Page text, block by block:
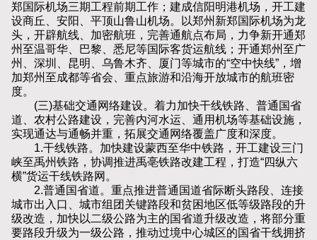
郑国际机场三期工程前期工作；建成信阳明港机场，开工建
设商丘、安阳、平顶山鲁山机场。以郑州新郑国际机场为龙
头，开辟航线、加密航班，完善通航点布局，力争新开通郑
州至温哥华、巴黎、悉尼等国际客货运航线；开通郑州至广
州、深圳、昆明、乌鲁木齐、厦门等城市的“空中快线”，增
加郑州至成都等省会、重点旅游和沿海开放城市的航班密
度。
(三)基础交通网络建设。着力加快干线铁路、普通国省
道、农村公路建设，完善内河水运、通用机场等基础设施，
实现通达与通畅并重，拓展交通网络覆盖广度和深度。
1.干线铁路。加快建设蒙西至华中铁路，开工建设三门
峡至禹州铁路，协调推进禹亳铁路改建工程，打造“四纵六
横”货运干线铁路网。
2.普通国省道。重点推进普通国道省际断头路段、连接
城市出入口、城市组团关键路段和贫困地区低等级路段的升
级改造，加快以二级公路为主的国省道升级改造，将部分重
要路段升级为一级公路，推动过境中心城区的国省干线拥挤